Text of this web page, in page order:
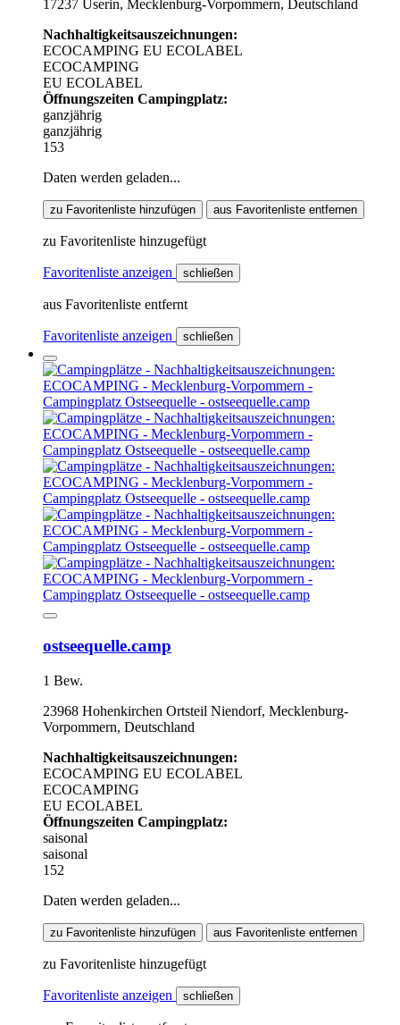
17237 Userin, Mecklenburg-Vorpommern, Deutschland
Nachhaltigkeitsauszeichnungen:
ECOCAMPING EU ECOLABEL
ECOCAMPING
EU ECOLABEL
Öffnungszeiten Campingplatz:
ganzjährig
ganzjährig
153
Daten werden geladen...
zu Favoritenliste hinzufügen aus Favoritenliste entfernen
zu Favoritenliste hinzugefügt
Favoritenliste anzeigen schließen
aus Favoritenliste entfernt
Favoritenliste anzeigen schließen
ostseequelle.camp
1 Bew.
23968 Hohenkirchen Ortsteil Niendorf, Mecklenburg-
Vorpommern, Deutschland
Nachhaltigkeitsauszeichnungen:
ECOCAMPING EU ECOLABEL
ECOCAMPING
EU ECOLABEL
Öffnungszeiten Campingplatz:
saisonal
saisonal
152
Daten werden geladen...
zu Favoritenliste hinzufügen aus Favoritenliste entfernen
zu Favoritenliste hinzugefügt
Favoritenliste anzeigen schließen